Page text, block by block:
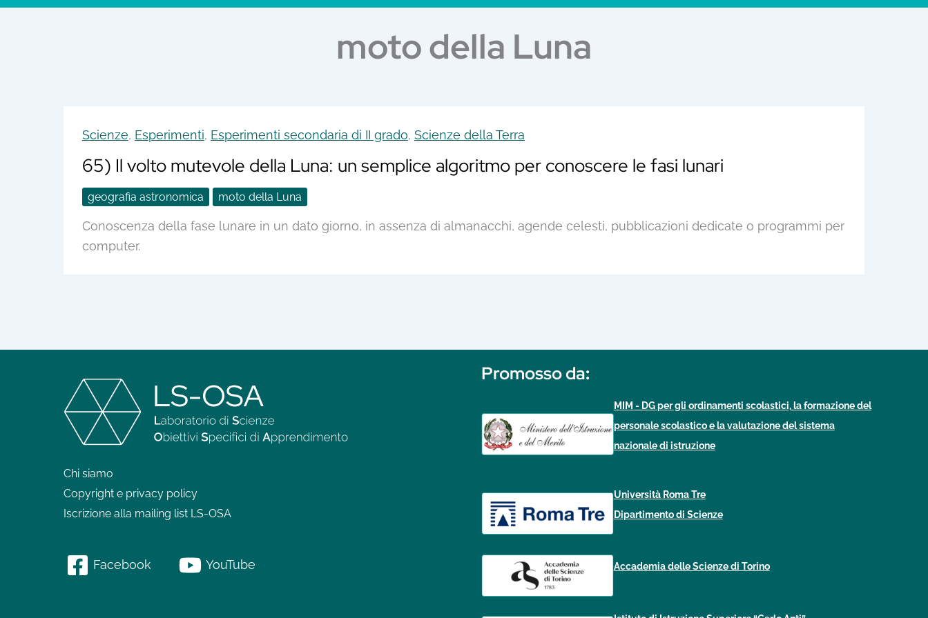
moto della Luna
Scienze, Esperimenti, Esperimenti secondaria di II grado, Scienze della Terra
65) Il volto mutevole della Luna: un semplice algoritmo per conoscere le fasi lunari
geografia astronomica moto della Luna
Conoscenza della fase lunare in un dato giorno, in assenza di almanacchi, agende celesti, pubblicazioni dedicate o programmi per
computer.
Chi siamo
Copyright e privacy policy
Iscrizione alla mailing list LS-OSA
Facebook YouTube
Promosso da:
MIM - DG per gli ordinamenti scolastici, la formazione del
personale scolastico e la valutazione del sistema
nazionale di istruzione
Università Roma Tre
Dipartimento di Scienze
Accademia delle Scienze di Torino